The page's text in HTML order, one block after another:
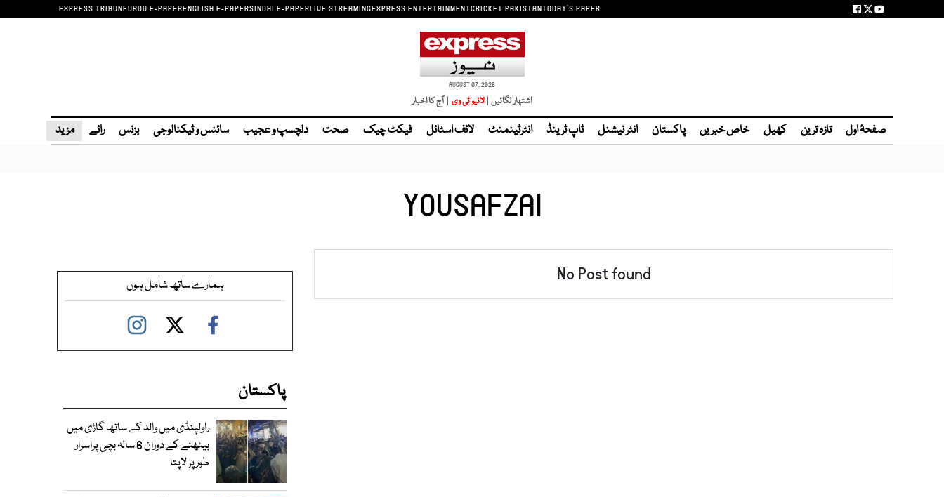
EXPRESS TRIBUNEURDU E-PAPERENGLISH E-PAPERSINDHI E-PAPERLIVE STREAMINGEXPRESS ENTERTAINMENTCRICKET PAKISTANTODAY'S PAPER
AUGUST 07, 2026
اشتہار لگائیں | | آج کا اخبار
صفحۂ اول تازہ ترین کھیل خاص خبریں پاکستان انٹر نیشنل ٹاپ ٹرینڈ انٹرٹینمنٹ لائف اسٹائل فیکٹ چیک صحت دلچسپ و عجیب سائنس و ٹیکنالوجی بزنس رائے مزید
YOUSAFZAI
No Post found ہمارے ساتھ شامل ہوں
پاکستان
راولپنڈی میں والد کے ساتھ گاڑی میں
بیٹھنے کے دوران 6 سالہ بچی پراسرار
طور پر لاپتا